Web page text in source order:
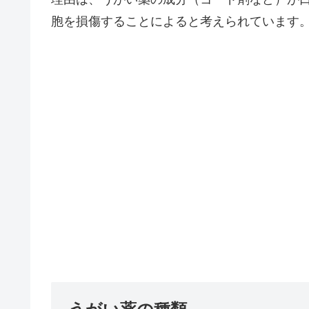
胞を損傷することによると考えられています